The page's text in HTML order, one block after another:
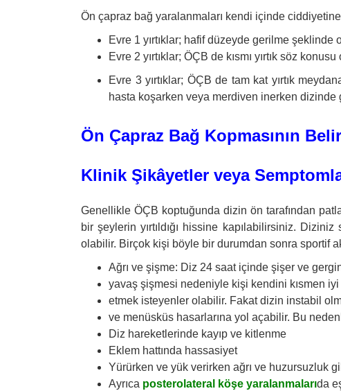
Ön çapraz bağ yaralanmaları kendi içinde
Evre 1 yırtıklar; hafif düzeyde gerilme şeklinde
Evre 2 yırtıklar; ÖÇB de kısmı yırtık söz konusu
Evre 3 yırtıklar; ÖÇB de tam kat yırtık
hasta koşarken veya merdiven inerken
Ön Çapraz Bağ Kopmasının
Klinik Şikâyetler veya
Genellikle ÖÇB koptuğunda dizin ön tarafından
bir şeylerin yırtıldığı hissine kapılabilirsiniz.
olabilir. Birçok kişi böyle bir durumdan sonra sportif
Ağrı ve şişme: Diz 24 saat içinde şişer ve
yavaş şişmesi nedeniyle kişi kendini kısmen
etmek isteyenler olabilir. Fakat dizin instabil
ve menüsküs hasarlarına yol açabilir. Bu
Diz hareketlerinde kayıp ve kitlenme
Eklem hattında hassasiyet
Yürürken ve yük verirken ağrı ve huzursuzluk
Ayrıca posterolateral köşe yaralanmalarıda